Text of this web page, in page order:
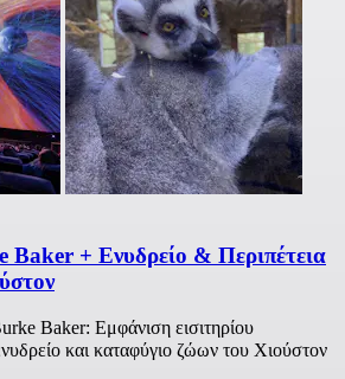
+ Ενυδρείο & Περιπέτεια
Baker: Εμφάνιση εισιτηρίου
και καταφύγιο ζώων του Χιούστον